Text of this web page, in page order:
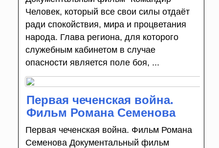
Человек, который все свои силы отдаёт
ради спокойствия, мира и процветания
народа. Глава региона, для которого
служебным кабинетом в случае
опасности является поле боя, ...
Первая чеченская война.
Фильм Романа Семенова
Первая чеченская война. Фильм Романа
Семенова Документальный фильм